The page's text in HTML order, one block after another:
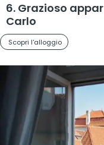
6. Grazioso
Carlo
Scopri l'alloggio